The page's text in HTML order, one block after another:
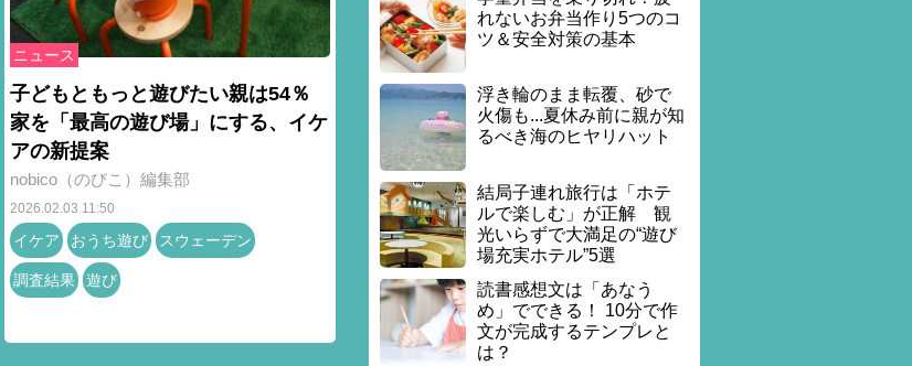
ニュース
子どもともっと遊びたい親は54％
家を「最高の遊び場」にする、イケ
アの新提案
nobico（のびこ）編集部
2026.02.03 11:50
イケア おうち遊び スウェーデン
調査結果 遊び
れないお弁当作り5つのコ
ツ＆安全対策の基本
浮き輪のまま転覆、砂で
火傷も...夏休み前に親が知
るべき海のヒヤリハット
結局子連れ旅行は「ホテ
ルで楽しむ」が正解 観
光いらずで大満足の“遊び
場充実ホテル”5選
読書感想文は「あなう
め」でできる！ 10分で作
文が完成するテンプレと
は？